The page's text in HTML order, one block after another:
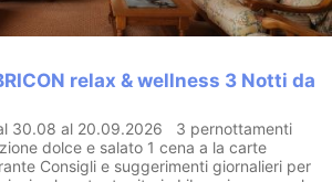
relax & wellness 3 Notti da
30.08 al 20.09.2026 3 pernottamenti
dolce e salato 1 cena a la carte
Consigli e suggerimenti giornalieri per